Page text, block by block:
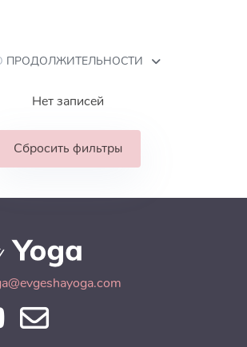
ПРОДОЛЖИТЕЛЬНОСТИ
Нет записей
Сбросить фильтры